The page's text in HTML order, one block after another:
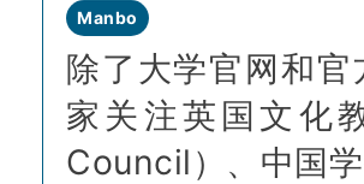
Manbo
除了大学官网和
家关注英国文化
Council）、中国